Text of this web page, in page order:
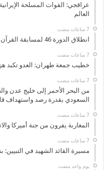
عراقجي: القوات المسلحة
العالم
انطلاق الدورة 46 لمسابقة القرآن الدولية في مكة
خطيب جمعة طهران: العدو تكبد
من البحر الأحمر إلى خليج عدن
السعودي بقدرة رصد واستهداف
المغاربة يفرون من جنة أميركا
مسيرة القائد الشهيد في التبيين:
‏يوم واحد مضت